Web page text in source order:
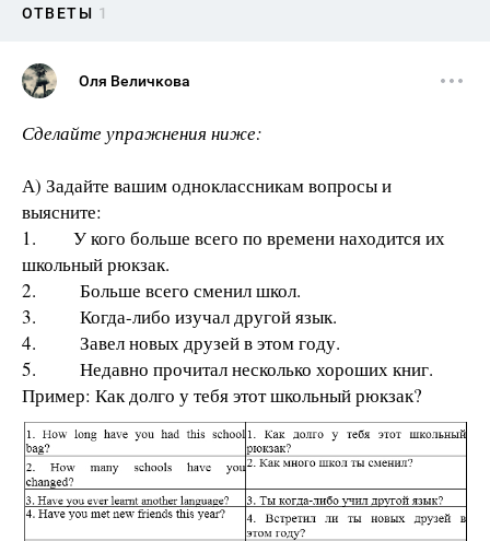
ОТВЕТЫ 1
Оля Величкова
Сделайте упражнения ниже:
А) Задайте вашим одноклассникам вопросы и
выясните:
1. У кого больше всего по времени находится их
школьный рюкзак.
2. Больше всего сменил школ.
3. Когда-либо изучал другой язык.
4. Завел новых друзей в этом году.
5. Недавно прочитал несколько хороших книг.
Пример: Как долго у тебя этот школьный рюкзак?